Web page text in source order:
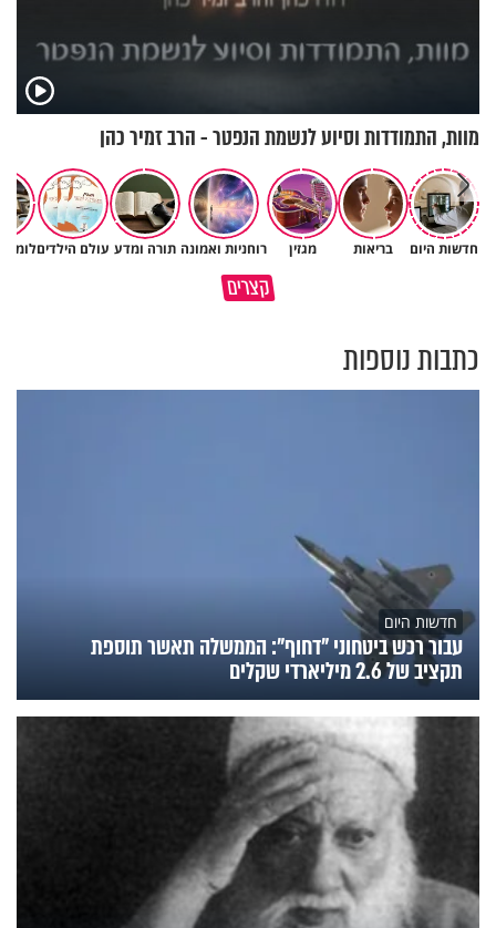
מוות, התמודדות וסיוע לנשמת הנפטר - הרב זמיר כהן
חדשות היום בריאות מגזין רוחניות ואמונה תורה ומדע עולם הילדים
קצרים
כל הטיפים לשניצל המושלם של
כך תשמרו על עצמכם ועל בני
כתבות נוספות
חדשות היום
עבור רכש ביטחוני "דחוף": הממשלה תאשר תוספת
תקציב של 2.6 מיליארדי שקלים